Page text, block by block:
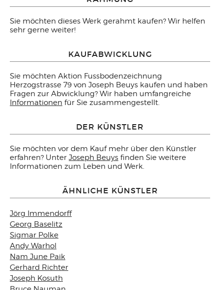
Sie möchten dieses Werk gerahmt kaufen? Wir helfen
sehr gerne weiter!
KAUFABWICKLUNG
Sie möchten Aktion Fussbodenzeichnung
Herzogstrasse 79 von Joseph Beuys kaufen und haben
Fragen zur Abwicklung? Wir haben umfangreiche
Informationen für Sie zusammengestellt.
DER KÜNSTLER
Sie möchten vor dem Kauf mehr über den Künstler
erfahren? Unter Joseph Beuys finden Sie weitere
Informationen zum Leben und Werk.
ÄHNLICHE KÜNSTLER
Jörg Immendorff
Georg Baselitz
Sigmar Polke
Andy Warhol
Nam June Paik
Gerhard Richter
Joseph Kosuth